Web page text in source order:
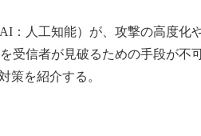
人工知能）が、攻撃の高度化
受信者が見破るための手段が
策を紹介する。